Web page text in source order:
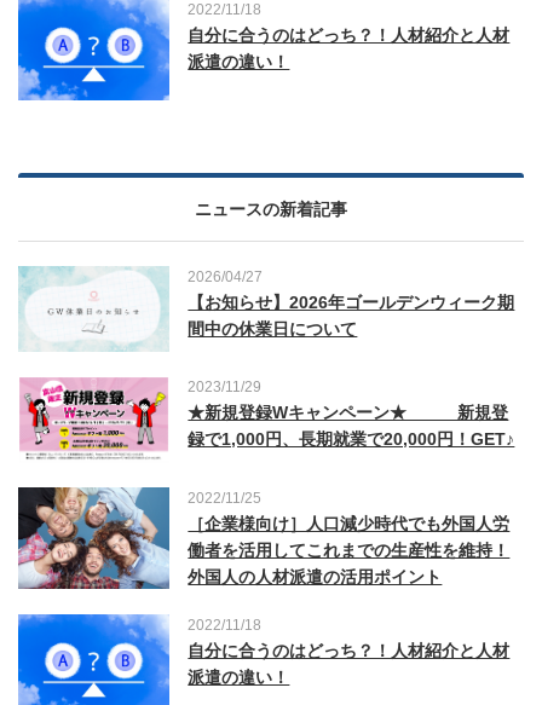
2022/11/18
自分に合うのはどっち？！人材紹介と人材
派遣の違い！
ニュースの新着記事
2026/04/27
【お知らせ】2026年ゴールデンウィーク期
間中の休業日について
2023/11/29
★新規登録Wキャンペーン★ 新規登
録で1,000円、長期就業で20,000円！GET♪
2022/11/25
［企業様向け］人口減少時代でも外国人労
働者を活用してこれまでの生産性を維持！
外国人の人材派遣の活用ポイント
2022/11/18
自分に合うのはどっち？！人材紹介と人材
派遣の違い！